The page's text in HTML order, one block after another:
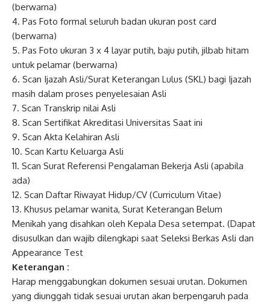
(berwarna)
4. Pas Foto formal seluruh badan ukuran post card
(berwarna)
5. Pas Foto ukuran 3 x 4 layar putih, baju putih, jilbab hitam
untuk pelamar (berwarna)
6. Scan Ijazah Asli/Surat Keterangan Lulus (SKL) bagi Ijazah
masih dalam proses penyelesaian Asli
7. Scan Transkrip nilai Asli
8. Scan Sertifikat Akreditasi Universitas Saat ini
9. Scan Akta Kelahiran Asli
10. Scan Kartu Keluarga Asli
11. Scan Surat Referensi Pengalaman Bekerja Asli (apabila
ada)
12. Scan Daftar Riwayat Hidup/CV (Curriculum Vitae)
13. Khusus pelamar wanita, Surat Keterangan Belum
Menikah yang disahkan oleh Kepala Desa setempat. (Dapat
disusulkan dan wajib dilengkapi saat Seleksi Berkas Asli dan
Appearance Test
Keterangan :
Harap menggabungkan dokumen sesuai urutan. Dokumen
yang diunggah tidak sesuai urutan akan berpengaruh pada